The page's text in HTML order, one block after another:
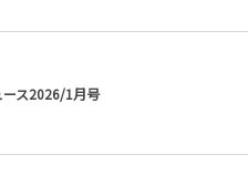
ース2026/1月号